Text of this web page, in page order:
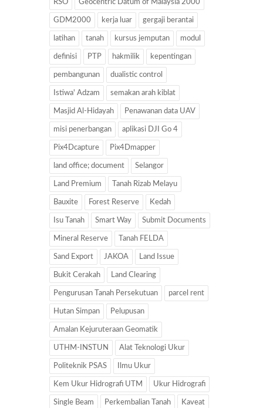
RSO Geocentric Datum of Malaysia 2000
GDM2000 kerja luar gergaji berantai
latihan tanah kursus jemputan modul
definisi PTP hakmilik kepentingan
pembangunan dualistic control
Istiwa' Adzam semakan arah kiblat
Masjid Al-Hidayah Penawanan data UAV
misi penerbangan aplikasi DJI Go 4
Pix4Dcapture Pix4Dmapper
land office; document Selangor
Land Premium Tanah Rizab Melayu
Bauxite Forest Reserve Kedah
Isu Tanah Smart Way Submit Documents
Mineral Reserve Tanah FELDA
Sand Export JAKOA Land Issue
Bukit Cerakah Land Clearing
Pengurusan Tanah Persekutuan parcel rent
Hutan Simpan Pelupusan
Amalan Kejuruteraan Geomatik
UTHM-INSTUN Alat Teknologi Ukur
Politeknik PSAS Ilmu Ukur
Kem Ukur Hidrografi UTM Ukur Hidrografi
Single Beam Perkembalian Tanah Kaveat